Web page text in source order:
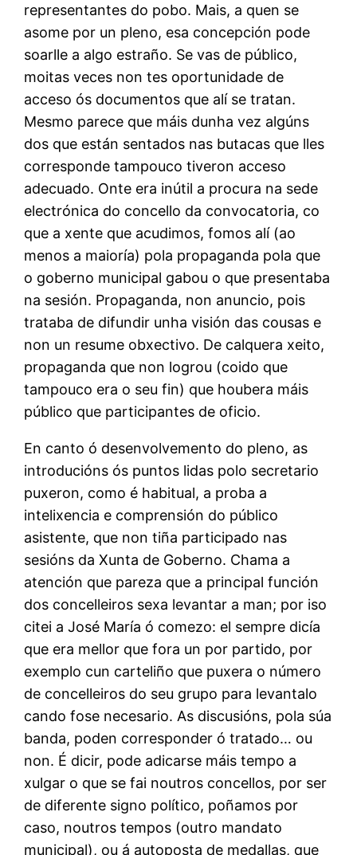
representantes do pobo. Mais, a quen se
asome por un pleno, esa concepción pode
soarlle a algo estraño. Se vas de público,
moitas veces non tes oportunidade de
acceso ós documentos que alí se tratan.
Mesmo parece que máis dunha vez algúns
dos que están sentados nas butacas que lles
corresponde tampouco tiveron acceso
adecuado. Onte era inútil a procura na sede
electrónica do concello da convocatoria, co
que a xente que acudimos, fomos alí (ao
menos a maioría) pola propaganda pola que
o goberno municipal gabou o que presentaba
na sesión. Propaganda, non anuncio, pois
trataba de difundir unha visión das cousas e
non un resume obxectivo. De calquera xeito,
propaganda que non logrou (coido que
tampouco era o seu fin) que houbera máis
público que participantes de oficio.
En canto ó desenvolvemento do pleno, as
introducións ós puntos lidas polo secretario
puxeron, como é habitual, a proba a
intelixencia e comprensión do público
asistente, que non tiña participado nas
sesións da Xunta de Goberno. Chama a
atención que pareza que a principal función
dos concelleiros sexa levantar a man; por iso
citei a José María ó comezo: el sempre dicía
que era mellor que fora un por partido, por
exemplo cun carteliño que puxera o número
de concelleiros do seu grupo para levantalo
cando fose necesario. As discusións, pola súa
banda, poden corresponder ó tratado… ou
non. É dicir, pode adicarse máis tempo a
xulgar o que se fai noutros concellos, por ser
de diferente signo político, poñamos por
caso, noutros tempos (outro mandato
municipal), ou á autoposta de medallas, que